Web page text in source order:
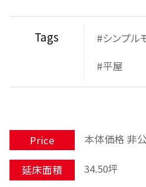
Tags
#シンプル
#平屋
Price 本体価格 非
延床面積 34.50坪